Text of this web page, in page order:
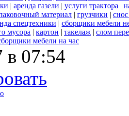
| аренда газели | услуги трактора |
материал | грузчики |
спецтехники | сборщики мебели
мусора | картон | такелаж | слом
мебели на час
в 07:54